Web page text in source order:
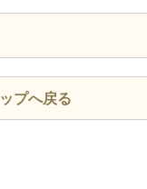
プへ戻る